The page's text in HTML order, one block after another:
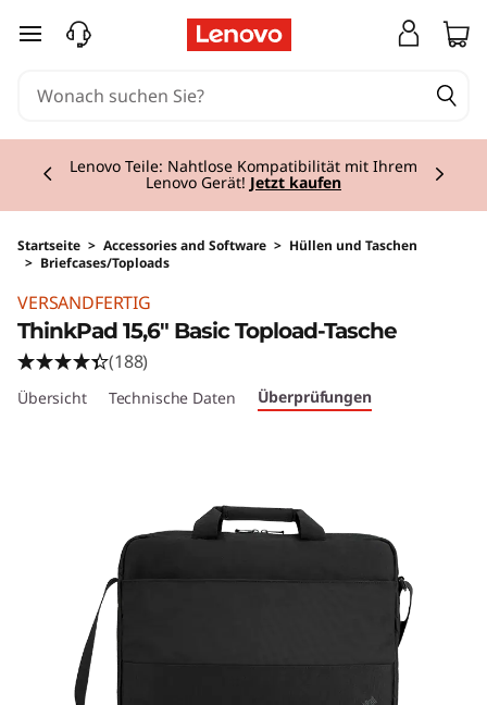
zum Hauptinhalt springen
Lenovo Teile: Nahtlose Kompatibilität mit Ihrem
Lenovo Gerät! Jetzt kaufen
Startseite > Accessories and Software > Hüllen und Taschen
> Briefcases/Toploads
VERSANDFERTIG
ThinkPad 15,6" Basic Topload-Tasche
(188)
Übersicht Technische Daten Überprüfungen